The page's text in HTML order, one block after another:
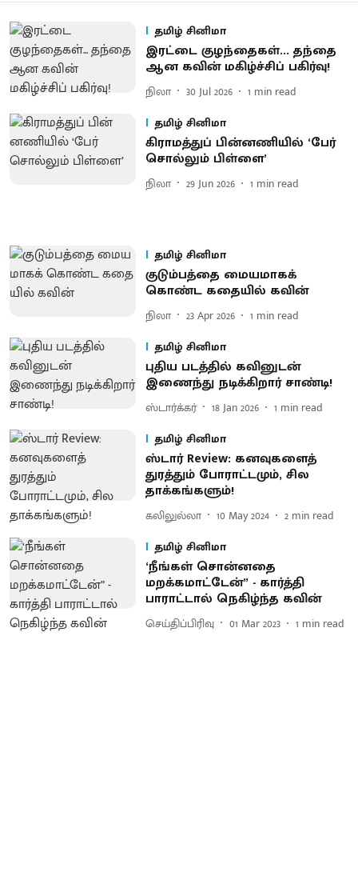
தமிழ் சினிமா
இரட்டை குழந்தைகள்... தந்தை
ஆன கவின் மகிழ்ச்சிப் பகிர்வு!
நிலா 30 Jul 2026 1 min read
தமிழ் சினிமா
கிராமத்​துப் பின்​னணி​யில் ‘பேர்
சொல்​லும் பிள்ளை’
நிலா 29 Jun 2026 1 min read
தமிழ் சினிமா
குடும்​பத்தை மைய​மாகக்
கொண்ட கதை​யில் கவின்
நிலா 23 Apr 2026 1 min read
தமிழ் சினிமா
புதிய படத்தில் கவினுடன்
இணைந்து நடிக்கிறார் சாண்டி!
ஸ்டார்க்கர் 18 Jan 2026 1 min read
தமிழ் சினிமா
ஸ்டார் Review: கனவுகளைத்
துரத்தும் போராட்டமும், சில
தாக்கங்களும்!
கலிலுல்லா 10 May 2024 2 min read
தமிழ் சினிமா
‘நீங்கள் சொன்னதை
மறக்கமாட்டேன்” - கார்த்தி
பாராட்டால் நெகிழ்ந்த கவின்
செய்திப்பிரிவு 01 Mar 2023 1 min read